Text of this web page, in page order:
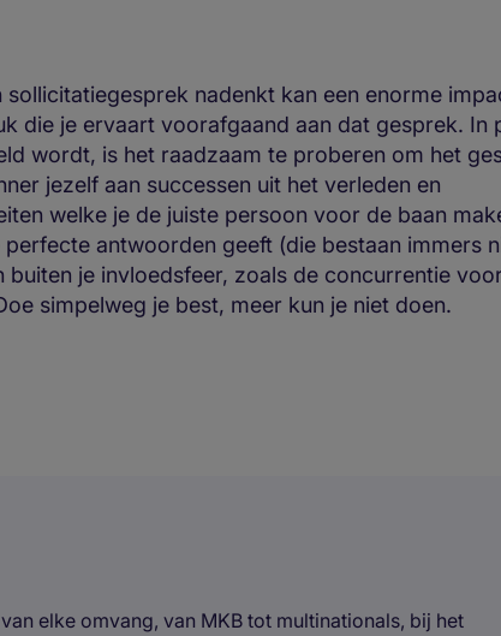
nadenkt kan een enorme
die je ervaart voorafgaand aan dat gesprek. In
wordt, is het raadzaam te proberen om het
jezelf aan successen uit het verleden en
welke je de juiste persoon voor de baan
antwoorden geeft (die bestaan immers
je invloedsfeer, zoals de concurrentie
simpelweg je best, meer kun je niet doen.
elke omvang, van MKB tot multinationals, bij het